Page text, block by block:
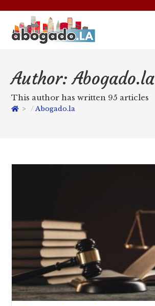
Author:Abogado.la
This author has written 95 articles
> Abogado.la